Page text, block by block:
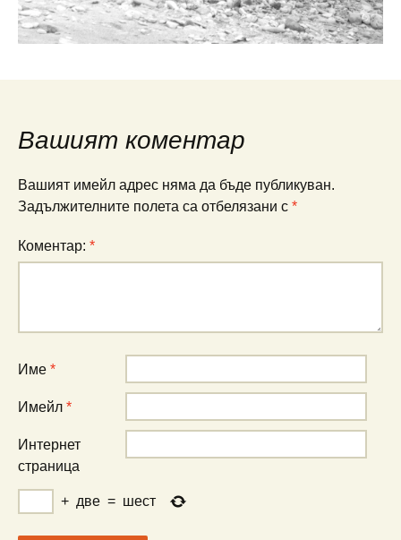
Вашият коментар
Вашият имейл адрес няма да бъде публикуван.
Задължителните полета са отбелязани с *
Коментар: *
Име *
Имейл *
Интернет
страница
+ две = шест